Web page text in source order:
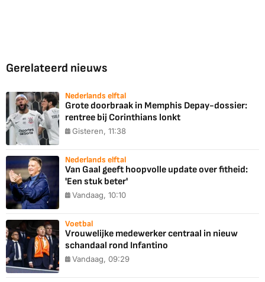
Gerelateerd nieuws
Nederlands elftal
Grote doorbraak in Memphis Depay-dossier:
rentree bij Corinthians lonkt
Gisteren, 11:38
Nederlands elftal
Van Gaal geeft hoopvolle update over fitheid:
'Een stuk beter'
Vandaag, 10:10
Voetbal
Vrouwelijke medewerker centraal in nieuw
schandaal rond Infantino
Vandaag, 09:29